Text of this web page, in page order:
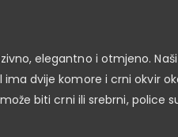
elegantno i otmjeno.
dvije komore i crni okvir
biti crni ili srebrni, police